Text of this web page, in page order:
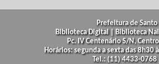
Prefeitura de
Biblioteca Digital | Biblioteca
Pc. IV Centenário S/N,
Horários: segunda a sexta das
Tel.: (11) 4433-